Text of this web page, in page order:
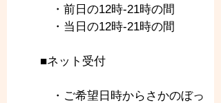
・前日の12時-21時の間
・当日の12時-21時の間
■ネット受付
・ご希望日時からさかのぼっ